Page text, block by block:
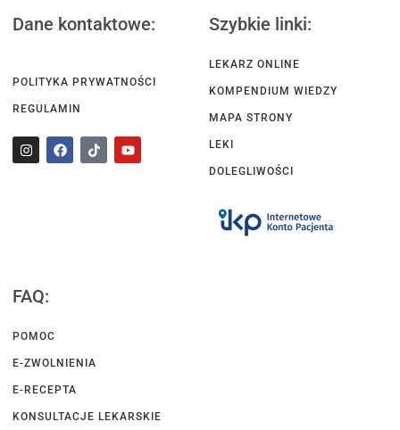
Dane kontaktowe:
POLITYKA PRYWATNOŚCI
REGULAMIN
Szybkie linki:
LEKARZ ONLINE
KOMPENDIUM WIEDZY
MAPA STRONY
LEKI
DOLEGLIWOŚCI
FAQ:
POMOC
E-ZWOLNIENIA
E-RECEPTA
KONSULTACJE LEKARSKIE